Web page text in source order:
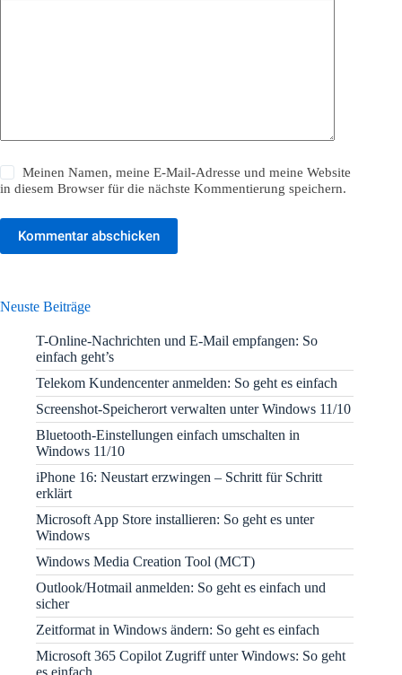
Meinen Namen, meine E-Mail-Adresse und meine Website
in diesem Browser für die nächste Kommentierung speichern.
Kommentar abschicken
Neuste Beiträge
T-Online-Nachrichten und E-Mail empfangen: So
einfach geht’s
Telekom Kundencenter anmelden: So geht es einfach
Screenshot-Speicherort verwalten unter Windows 11/10
Bluetooth-Einstellungen einfach umschalten in
Windows 11/10
iPhone 16: Neustart erzwingen – Schritt für Schritt
erklärt
Microsoft App Store installieren: So geht es unter
Windows
Windows Media Creation Tool (MCT)
Outlook/Hotmail anmelden: So geht es einfach und
sicher
Zeitformat in Windows ändern: So geht es einfach
Microsoft 365 Copilot Zugriff unter Windows: So geht
es einfach